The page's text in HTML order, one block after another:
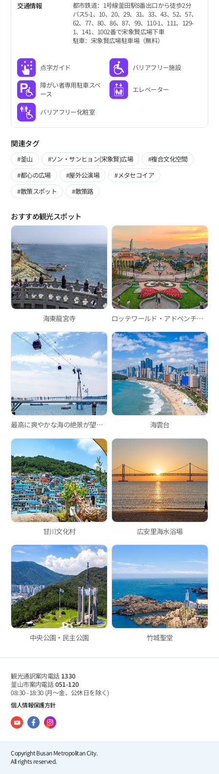
交通情報
都市鉄道：1号線釜田駅8番出口から徒歩2分
バス5-1、10、20、29、31、33、43、52、57、
62、77、80、86、87、99、110-1、111、129-
1、141、1002番で宋象賢広場下車
駐車：宋象賢広場駐車場（無料）
点字ガイド
バリアフリー施設
障がい者専用駐車スペ
ース
エレベーター
バリアフリー化粧室
関連タグ
#釜山 #ソン・サンヒョン(宋象賢)広場
#複合文化空間
#都心の広場
#屋外公演場
#メタセコイア
#散策スポット
#散策路
おすすめ観光スポット
海東龍宮寺 ロッテワールド・アドベンチャー釜山
最高に爽やかな海の絶景が望める松島海上ロープウェイ！ 海雲台
甘川文化村 広安里海水浴場
中央公園・民主公園 竹城聖堂
観光通訳案内電話 1330
釜山市案内電話051-120
08:30 - 18:30 (月～金、公休日を除く)
個人情報保護方針
Copyright Busan Metropolitan City.
All rights reserved.